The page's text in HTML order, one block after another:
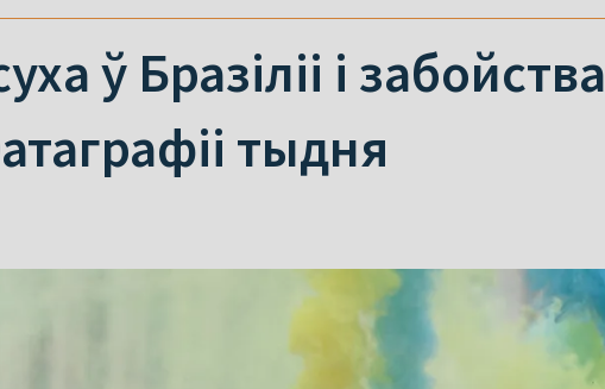
ў Бразіліі і забойства
тыдня